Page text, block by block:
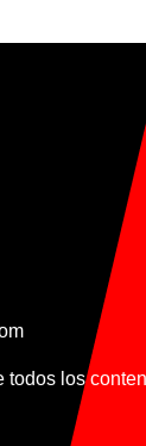
todos los